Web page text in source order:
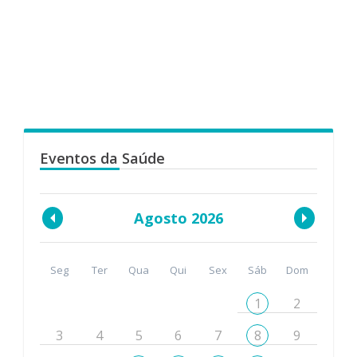
Eventos da Saúde
Agosto 2026
Seg Ter Qua Qui Sex Sáb Dom
1
2
3
4 5 6 7 8
9